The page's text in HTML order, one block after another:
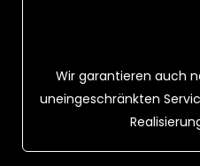
Wir garantieren auch
uneingeschränkten